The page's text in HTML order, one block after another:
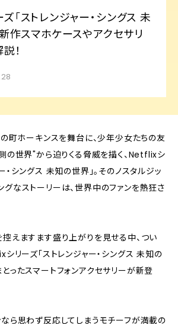
「ストレンジャー・シングス 未
作スマホケースやアクセサリ
！
町ホーキンスを舞台に、少年少女たちの友
の世界"から迫りくる脅威を描く、Netflixシ
・シングス 未知の世界」。そのノスタルジッ
グなストーリーは、世界中のファンを熱狂さ
控えますます盛り上がりを見せる中、つい
リーズ「ストレンジャー・シングス 未知の
ったスマートフォンアクセサリーが新登
なら思わず反応してしまうモチーフが満載の